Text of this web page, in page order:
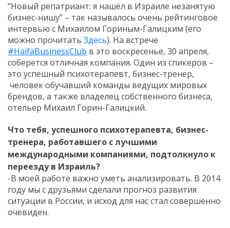
“Новый репатриант: я нашёл в Израиле незанятую
бизнес-нишу” – так называлось очень рейтинговое
интервью с Михаилом Гориным-Галицким (его
можно прочитать Здесь). На встрече
#HaifaBusinessClub в это воскресенье, 30 апреля,
соберется отличная компания. Один из спикеров –
это успешный психотерапевт, бизнес-тренер,
человек обучавший команды ведущих мировых
брендов, а также владелец собственного бизнеса,
отельер Михаил Горин-Галицкий.
Что тебя, успешного психотерапевта, бизнес-
тренера, работавшего с лучшими
международными компаниями, подтолкнуло к
переезду в Израиль?
-В моей работе важно уметь анализировать. В 2014
году мы с друзьями сделали прогноз развития
ситуации в России, и исход для нас стал совершенно
очевиден.